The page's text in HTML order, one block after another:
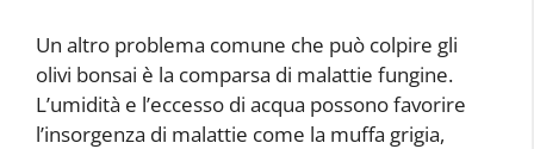
Un altro problema comune che può colpire gli
olivi bonsai è la comparsa di malattie fungine.
L’umidità e l’eccesso di acqua possono favorire
l’insorgenza di malattie come la muffa grigia,